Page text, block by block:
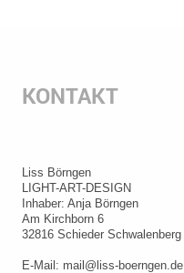
KONTAKT
Liss Börngen
LIGHT-ART-DESIGN
Inhaber: Anja Börngen
Am Kirchborn 6
32816 Schieder Schwalenberg
E-Mail: mail@liss-boerngen.de